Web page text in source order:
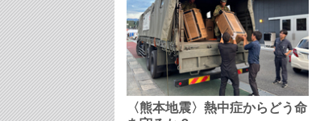
〈熊本地震〉熱中症からどう命